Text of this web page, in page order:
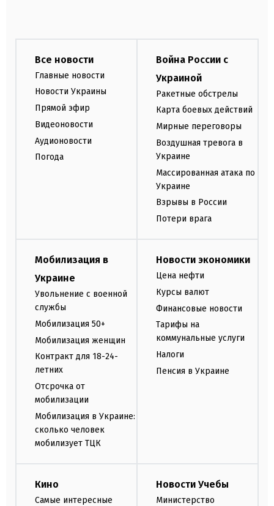
Все новости
Главные новости
Новости Украины
Прямой эфир
Видеоновости
Аудионовости
Погода
Война России с
Украиной
Ракетные обстрелы
Карта боевых действий
Мирные переговоры
Воздушная тревога в
Украине
Массированная атака по
Украине
Взрывы в России
Потери врага
Мобилизация в
Украине
Увольнение с военной
службы
Мобилизация 50+
Мобилизация женщин
Контракт для 18-24-
летних
Отсрочка от
мобилизации
Мобилизация в Украине:
сколько человек
мобилизует ТЦК
Новости экономики
Цена нефти
Курсы валют
Финансовые новости
Тарифы на
коммунальные услуги
Налоги
Пенсия в Украине
Кино
Самые интересные
Новости Учебы
Министерство